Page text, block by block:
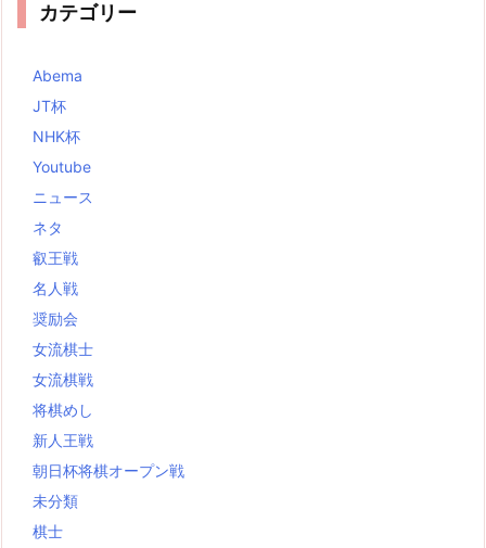
カテゴリー
Abema
JT杯
NHK杯
Youtube
ニュース
ネタ
叡王戦
名人戦
奨励会
女流棋士
女流棋戦
将棋めし
新人王戦
朝日杯将棋オープン戦
未分類
棋士